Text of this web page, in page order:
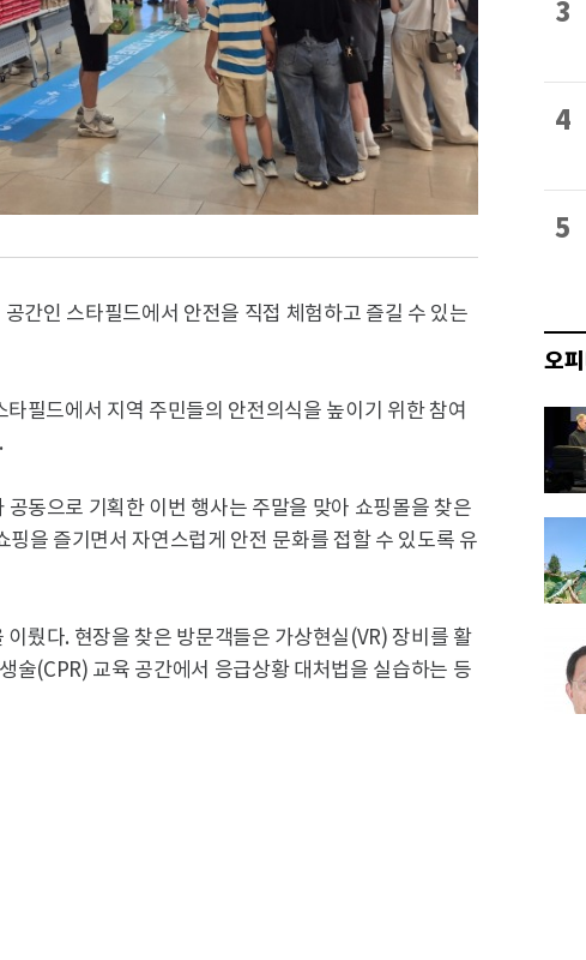
간인 스타필드에서 안전을 직접 체험하고 즐길 수 있는
필드에서 지역 주민들의 안전의식을 높이기 위한 참여
동으로 기획한 이번 행사는 주말을 맞아 쇼핑몰을 찾은
을 즐기면서 자연스럽게 안전 문화를 접할 수 있도록 유
뤘다. 현장을 찾은 방문객들은 가상현실(VR) 장비를 활
술(CPR) 교육 공간에서 응급상황 대처법을 실습하는 등
3
4
5
오